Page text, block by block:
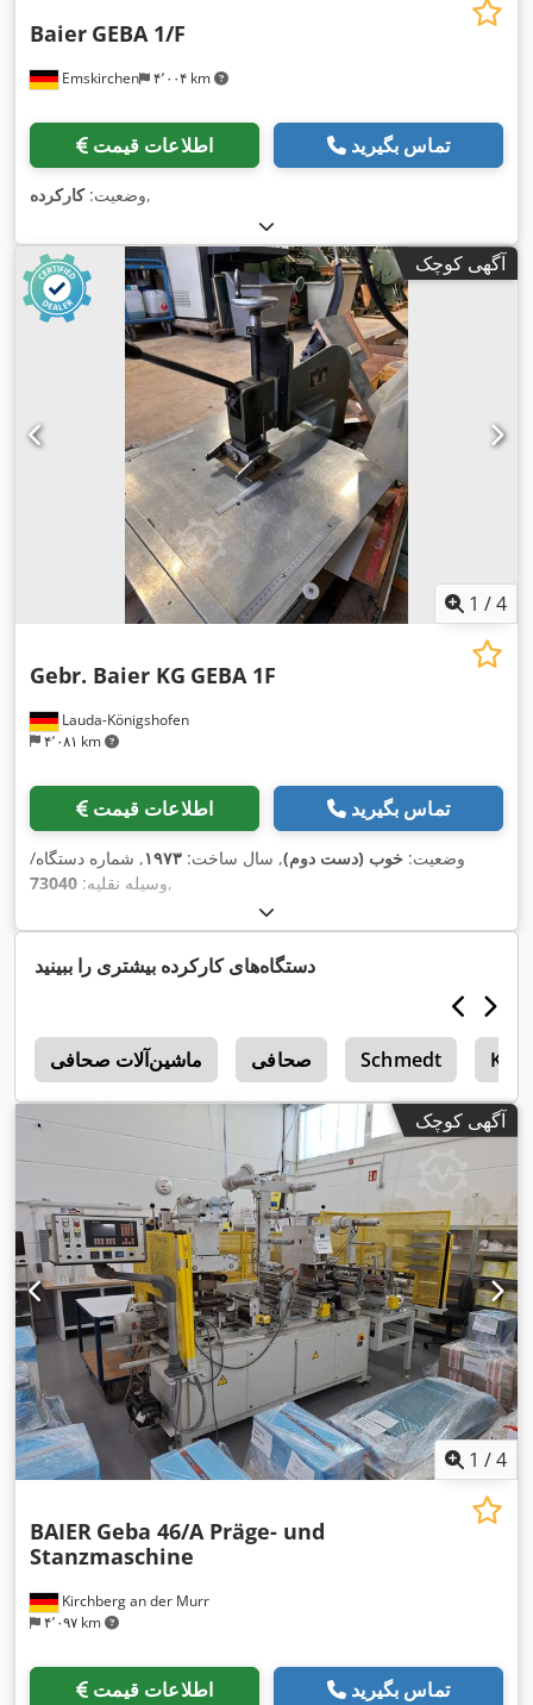
Emskirchen ۴٬۰۰۴ km
Baier GEBA 1/F
اطلاعات قیمت تماس بگیرید
وضعیت:کارکرده ,
آگهی کوچک
1 /4
Lauda-Königshofen
۴٬۰۸۱ km
Gebr. Baier KG GEBA 1F
اطلاعات قیمت تماس بگیرید
وضعیت: خوب (دست دوم), سال ساخت: ۱۹۷۳, شماره دستگاه/
وسیله نقلیه: 73040 ,
دستگاه‌های کارکرده بیشتری را ببینید
ماشین‌آلات صحافی صحافی Schmedt
آگهی کوچک
1 /4
Kirchberg an der Murr
۴٬۰۹۷ km
BAIER Geba 46/A Präge- und
Stanzmaschine
اطلاعات قیمت تماس بگیرید